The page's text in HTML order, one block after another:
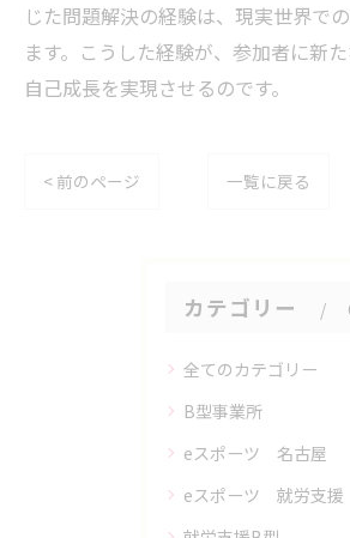
じた問題解決の経験は、現実世界で
ます。こうした経験が、参加者に新
自己成長を実現させるのです。
< 前のページ 一覧に戻る
カテゴリー
全てのカテゴリー
B型事業所
eスポーツ 名古屋
eスポーツ 就労支